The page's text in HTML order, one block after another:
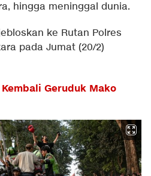
hingga meninggal dunia.
ke Rutan Polres
pada Jumat (20/2)
Kembali Geruduk Mako